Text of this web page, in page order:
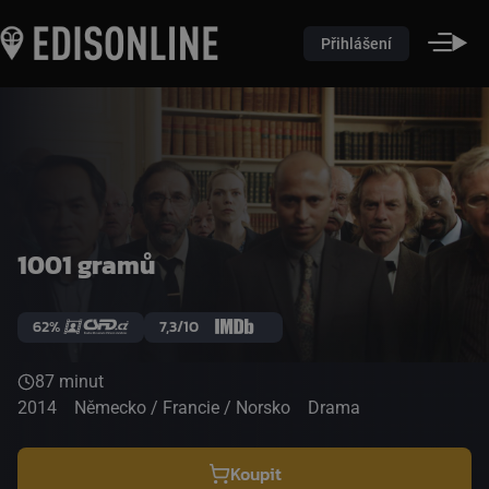
Přihlášení
1001 gramů
62% 7,3/10
87 minut
2014
Německo / Francie / Norsko Drama
Koupit